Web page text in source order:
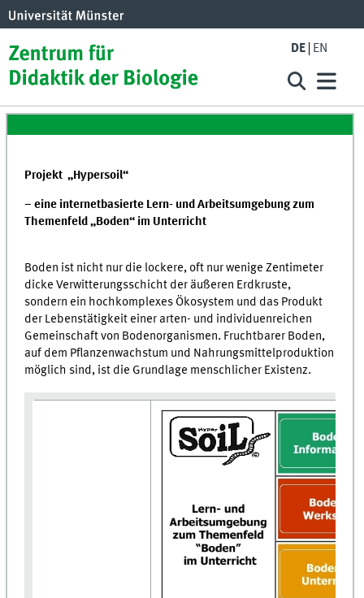
DE EN
Projekt „Hypersoil“
– eine internetbasierte Lern- und Arbeitsumgebung zum
Themenfeld „Boden“ im Unterricht
Boden ist nicht nur die lockere, oft nur wenige Zentimeter
dicke Verwitterungsschicht der äußeren Erdkruste,
sondern ein hochkomplexes Ökosystem und das Produkt
der Lebenstätigkeit einer arten- und individuenreichen
Gemeinschaft von Bodenorganismen. Fruchtbarer Boden,
auf dem Pflanzenwachstum und Nahrungsmittelproduktion
möglich sind, ist die Grundlage menschlicher Existenz.